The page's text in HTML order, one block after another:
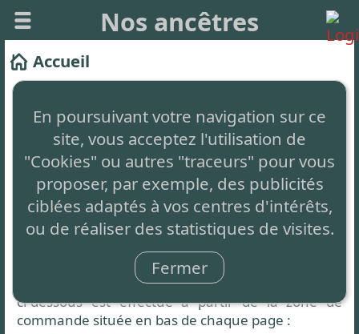
Nos ancêtres
En poursuivant votre navigation sur ce
site, vous acceptez l'utilisation de
"Cookies" ou autres "traceurs" pour vous
proposer, par exemple, des publicités
ciblées adaptés à vos centres d'intérêts,
ou de réaliser des statistiques de visites.
Fermer
Accueil
Ce site vous permet de créer facilement votre
arbre généalogique et de le partager.
totalement gratuit, sans aucune restriction,
simplement auto-financé par de la publicité non
intrusive en bas de page.
Le concept innovant: C'est 1 seul arbre partagé
par tous et à compléter par chacun.
Zone de commande
L'accès aux différentes fonctionnalités présentées
ci-dessous est effectué à partir de la zone de
commande située en bas de chaque page :